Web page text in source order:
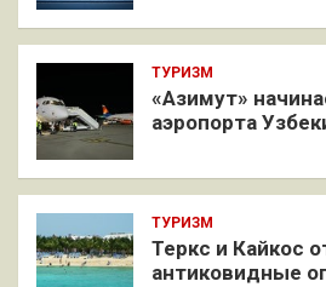
ТУРИЗМ
«Азимут»
аэропорта
ТУРИЗМ
Теркс и Кайкос
антиковидные